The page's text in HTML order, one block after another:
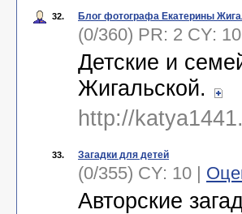
32. Блог фотографа Екатерины
(0/360) PR: 2 CY:
Детские и
Жигальской.
http://
33. Загадки для детей
(0/355) CY: 10 |
Авторские